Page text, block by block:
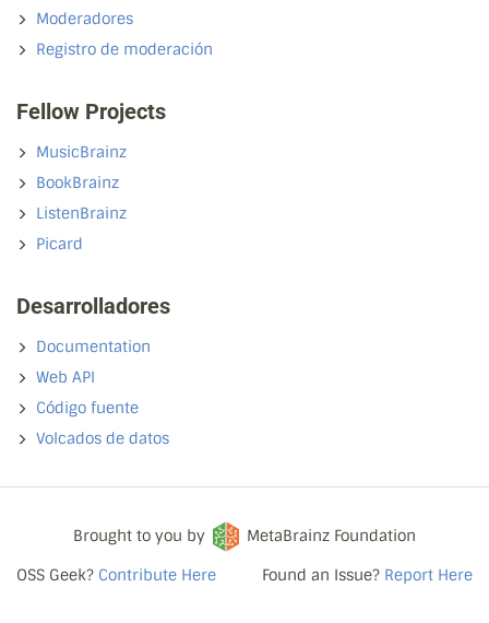
Moderadores
Registro de moderación
Fellow Projects
MusicBrainz
BookBrainz
ListenBrainz
Picard
Desarrolladores
Documentation
Web API
Código fuente
Volcados de datos
OSS Geek? Contribute Here
Brought to you by
MetaBrainz Foundation
Found an Issue? Report Here